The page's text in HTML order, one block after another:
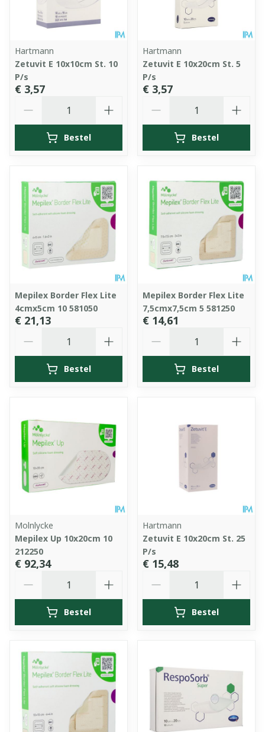
Hartmann
Zetuvit E 10x10cm St. 10
P/s
€ 3,57
Bestel
Hartmann
Zetuvit E 10x20cm St. 5
P/s
€ 3,57
Bestel
Mepilex Border Flex Lite
4cmx5cm 10 581050
€ 21,13
Bestel
Mepilex Border Flex Lite
7,5cmx7,5cm 5 581250
€ 14,61
Bestel
Molnlycke
Mepilex Up 10x20cm 10
212250
€ 92,34
Bestel
Hartmann
Zetuvit E 10x20cm St. 25
P/s
€ 15,48
Bestel